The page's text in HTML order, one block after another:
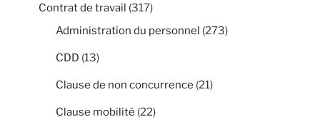
Contrat de travail (317)
Administration du personnel (273)
CDD (13)
Clause de non concurrence (21)
Clause mobilité (22)